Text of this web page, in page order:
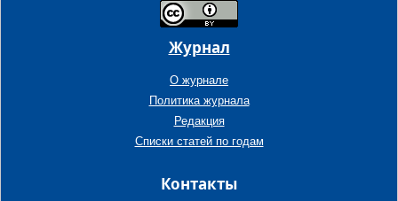
Журнал
О журнале
Политика журнала
Редакция
Списки статей по годам
Контакты